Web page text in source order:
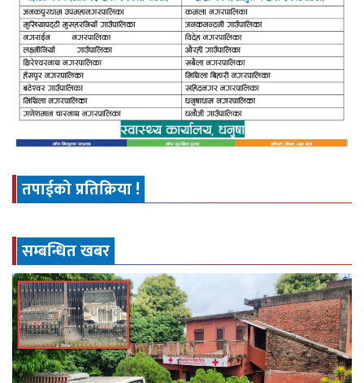
तपाईको प्रतिक्रिया !
सम्बन्धित खबर